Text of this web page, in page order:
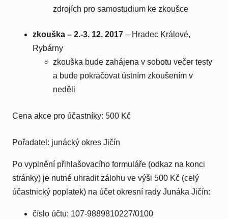
zdrojích pro samostudium ke zkoušce
zkouška – 2.-3. 12. 2017 – Hradec Králové,
Rybárny
zkouška bude zahájena v sobotu večer testy
a bude pokračovat ústním zkoušením v
neděli
Cena akce pro účastníky: 500 Kč
Pořadatel: junácký okres Jičín
Po vyplnění přihlašovacího formuláře (odkaz na konci
stránky) je nutné uhradit zálohu ve výši 500 Kč (celý
účastnický poplatek) na účet okresní rady Junáka Jičín:
číslo účtu: 107-9889810227/0100